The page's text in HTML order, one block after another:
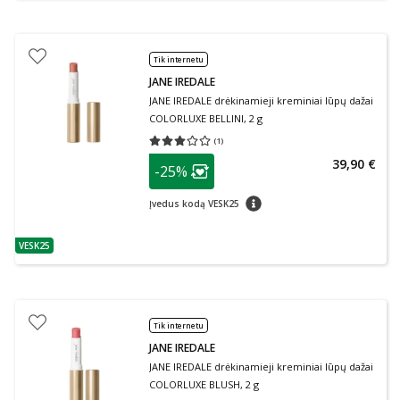
patarimas
VESK25
Tik internetu
JANE IREDALE
JANE IREDALE drėkinamieji kreminiai lūpų dažai
COLORLUXE BELLINI, 2 g
(1)
Vidutinis įvertinimas 3.00
patarimas
Lojalumo klubo narių nuolaida
-25%
Įvedus kodą VESK25 patarimas
39,90 €
Tik internetu
JANE IREDALE
JANE IREDALE drėkinamieji kreminiai lūpų dažai
COLORLUXE BLUSH, 2 g